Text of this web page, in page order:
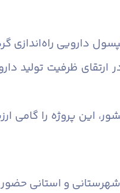
قرص و کپسول دارویی
نقش مهمی در ارتقای ظرفیت
این پروژه را گامی
شهرستانی و استانی